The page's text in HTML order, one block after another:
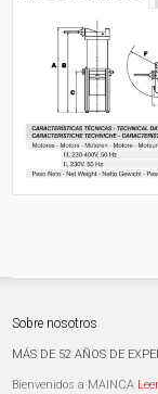
Sobre nosotros
MÁS DE 52 AÑOS DE
Bienvenidos a MAINCA